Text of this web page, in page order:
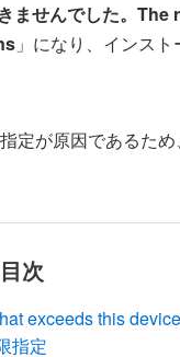
ませんでした。
」になり、インス
定が原因であるた
目次
exceeds this
指定